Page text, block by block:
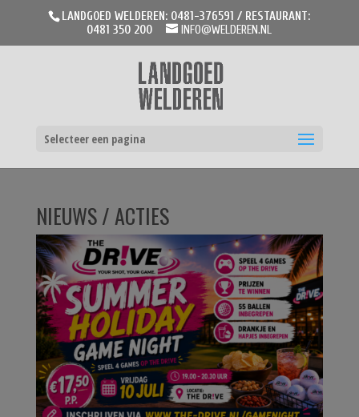
LANDGOED WELDEREN: 0481-376591 / RESTAURANT:
0481 350 200
INFO@WELDEREN.NL
Selecteer een pagina
NIEUWS / ACTIES